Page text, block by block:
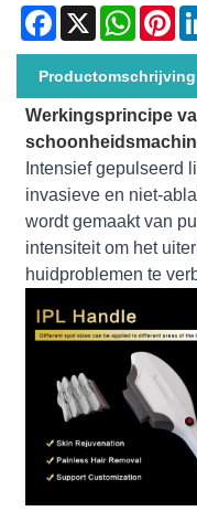
Facebook
X WhatsApp
Productomschrijving
Werkingsprincipe
Intensief gepulseerd
invasieve en niet-
wordt gemaakt van
intensiteit om het
huidproblemen te